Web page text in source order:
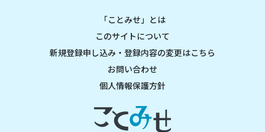
「ことみせ」とは
このサイトについて
新規登録申し込み・登録内容の変更はこちら
お問い合わせ
個人情報保護方針